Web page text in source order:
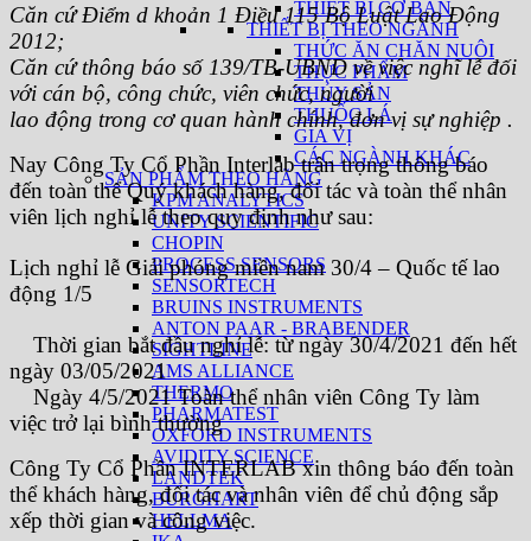
THIẾT BỊ CƠ BẢN
THIẾT BỊ THEO NGÀNH
THỨC ĂN CHĂN NUÔI
THỰC PHẨM
THỦY SẢN
THUỐC LÁ
GIA VỊ
CÁC NGÀNH KHÁC
SẢN PHẨM THEO HÃNG
KPM ANALYTICS
UNITY SCIENTIFIC
CHOPIN
PROCESS SENSORS
SENSORTECH
BRUINS INSTRUMENTS
ANTON PAAR - BRABENDER
SIGHTLINE
AMS ALLIANCE
THERMO
PHARMATEST
OXFORD INSTRUMENTS
AVIDITY SCIENCE
LANDTEK
BURGHART
HELLMA
Căn cứ Điểm d khoản 1 Điều 115 Bộ Luật Lao Động
2012;
Căn cứ thông báo số 139/TB-UBND về việc nghĩ lễ đối
với cán bộ, công chức, viên chức, người
lao động trong cơ quan hành chính, đơn vị sự nghiệp .
Nay Công Ty Cổ Phần Interlab trân trọng thông báo
đến toàn thể Quý khách hàng, đối tác và toàn thể nhân
viên lịch nghỉ lễ theo quy định như sau:
Lịch nghỉ lễ Giải phóng miền nam 30/4 – Quốc tế lao
động 1/5
Thời gian bắt đầu nghỉ lễ: từ ngày 30/4/2021 đến hết
ngày 03/05/2021
Ngày 4/5/2021 Toàn thể nhân viên Công Ty làm
việc trở lại bình thường
Công Ty Cổ Phần INTERLAB xin thông báo đến toàn
thể khách hàng, đối tác và nhân viên để chủ động sắp
xếp thời gian và công việc.